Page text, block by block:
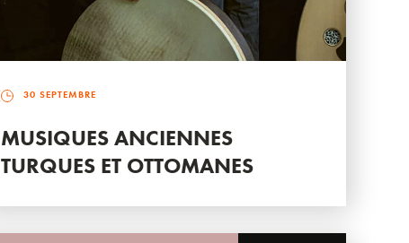
30 SEPTEMBRE
MUSIQUES ANCIENNES
TURQUES ET OTTOMANES